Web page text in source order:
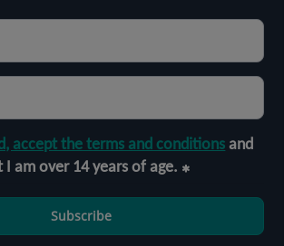
accept the terms and conditionsand
am over 14 years of age.
Subscribe